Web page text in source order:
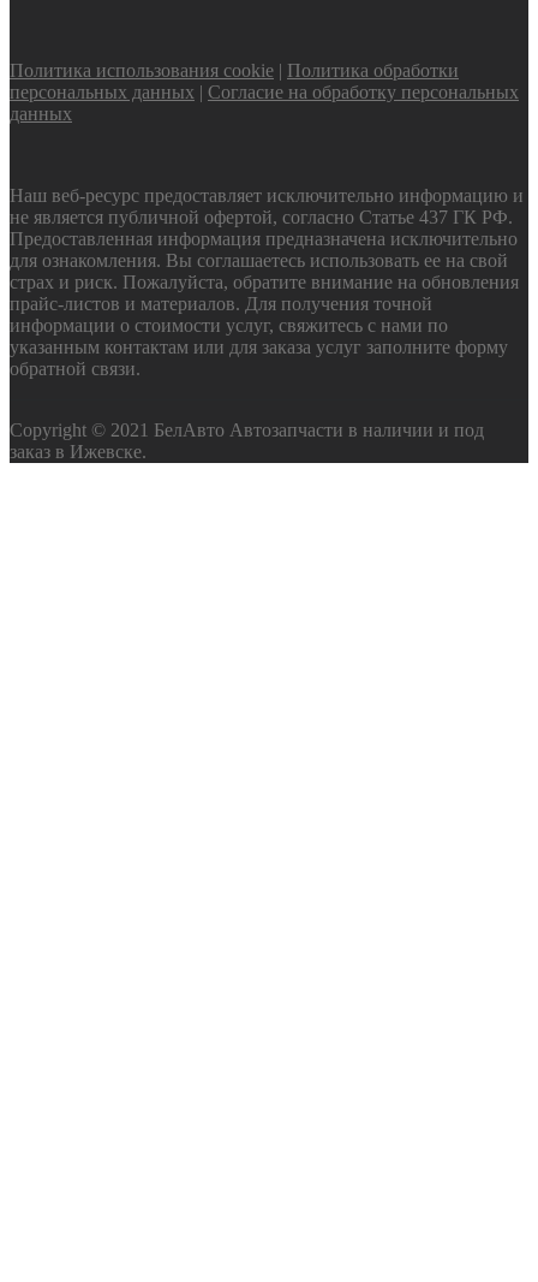
Политика использования cookie | Политика обработки
персональных данных | Согласие на обработку персональных
данных
Наш веб-ресурс предоставляет исключительно информацию и
не является публичной офертой, согласно Статье 437 ГК РФ.
Предоставленная информация предназначена исключительно
для ознакомления. Вы соглашаетесь использовать ее на свой
страх и риск. Пожалуйста, обратите внимание на обновления
прайс-листов и материалов. Для получения точной
информации о стоимости услуг, свяжитесь с нами по
указанным контактам или для заказа услуг заполните форму
обратной связи.
Copyright © 2021 БелАвто Автозапчасти в наличии и под
заказ в Ижевске.